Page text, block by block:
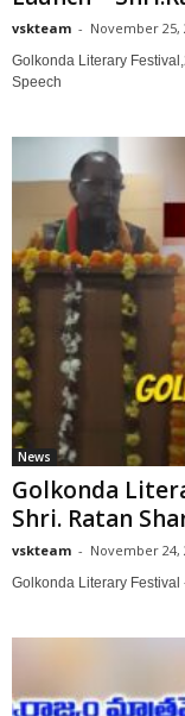
vskteam - November 25,
Golkonda Literary
Speech
News
Golkonda
Shri. Ratan
vskteam - November 24,
Golkonda Literary